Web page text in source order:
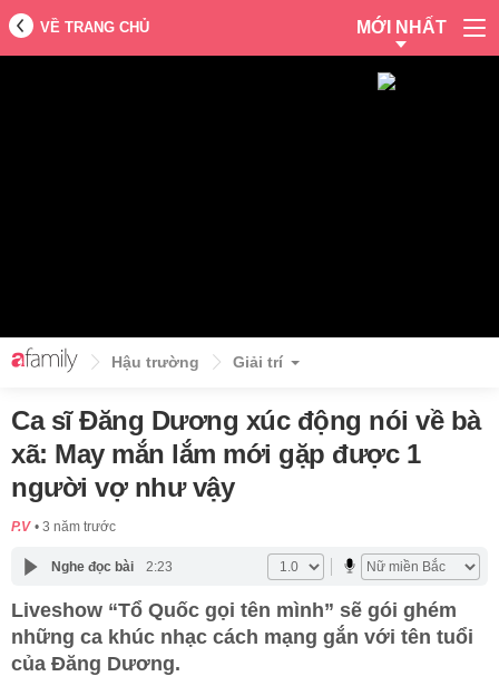
VỀ TRANG CHỦ MỚI NHẤT
Hậu trường Giải trí
Ca sĩ Đăng Dương xúc động nói về bà
xã: May mắn lắm mới gặp được 1
người vợ như vậy
P.V 3 năm trước
Nghe đọc bài 2:23
Liveshow “Tổ Quốc gọi tên mình” sẽ gói ghém
những ca khúc nhạc cách mạng gắn với tên tuổi
của Đăng Dương.